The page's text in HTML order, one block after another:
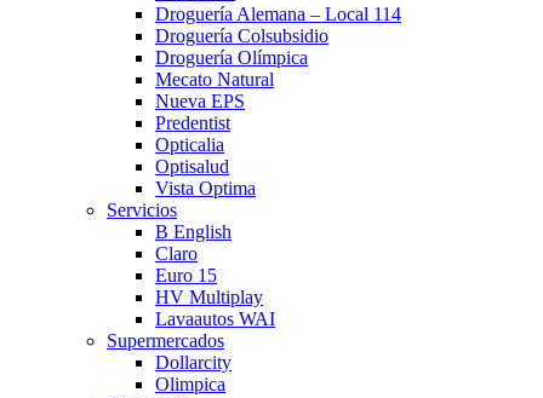
Droguería Alemana – Local 114
Droguería Colsubsidio
Droguería Olímpica
Mecato Natural
Nueva EPS
Predentist
Opticalia
Optisalud
Vista Optima
Servicios
B English
Claro
Euro 15
HV Multiplay
Lavaautos WAI
Supermercados
Dollarcity
Olimpica